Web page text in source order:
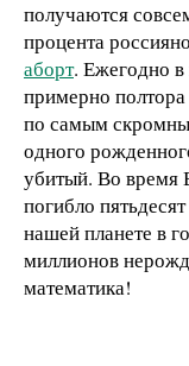
получаются
процента
аборт. Ежегодно в
примерно
по самым
одного
убитый. Во время
погибло
нашей планете в
миллионов
математика!